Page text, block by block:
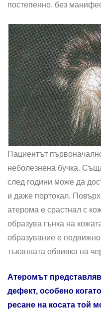
постепенно, без
Пациентът
неболезнена бучка.
след години може да
и даже портокал.
атерома е срастнал с
образува гънка на
образувание е
тъканната обвивка на
Атеромът
дефект, особено
ресане на косата той